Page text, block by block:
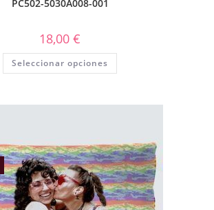
PC502-5030A008-001
18,00 €
Seleccionar opciones